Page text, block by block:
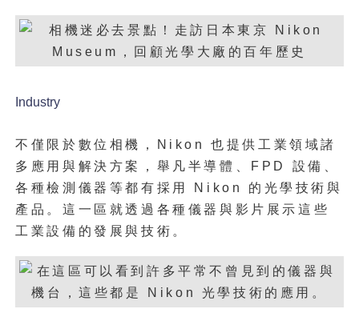
Industry
不僅限於數位相機，Nikon 也提供工業領域諸
多應用與解決方案，舉凡半導體、FPD 設備、
各種檢測儀器等都有採用 Nikon 的光學技術與
產品。這一區就透過各種儀器與影片展示這些
工業設備的發展與技術。